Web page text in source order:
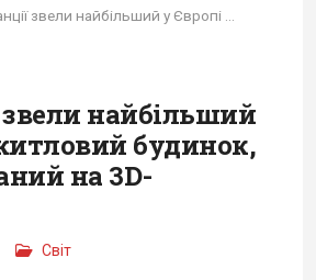
найбільший
будинок,
на 3D-
Світ